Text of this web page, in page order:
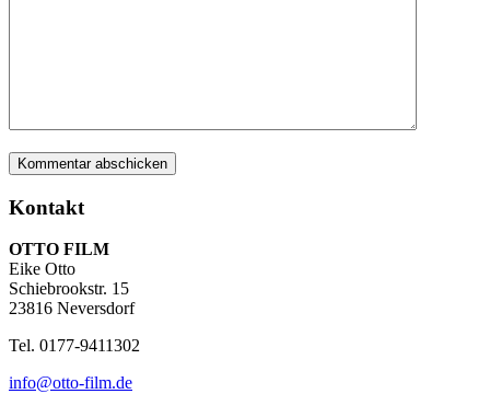
Kontakt
OTTO FILM
Eike Otto
Schiebrookstr. 15
23816 Neversdorf
Tel. 0177-9411302
info@otto-film.de